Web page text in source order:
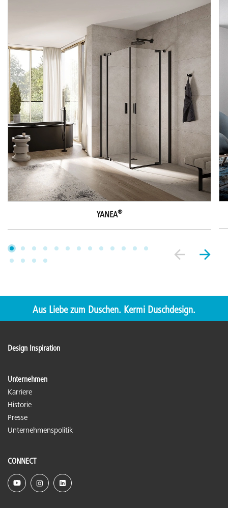
YANEA®
Aus Liebe zum Duschen. Kermi Duschdesign.
Design Inspiration
Unternehmen
Karriere
Historie
Presse
Unternehmenspolitik
CONNECT